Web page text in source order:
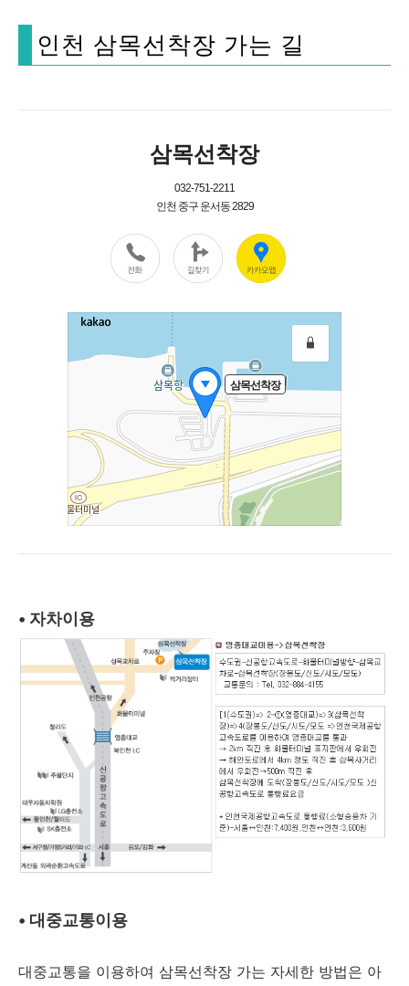
인천 삼목선착장 가는 길
• 자차이용
• 대중교통이용
대중교통을 이용하여 삼목선착장 가는 자세한 방법은 아